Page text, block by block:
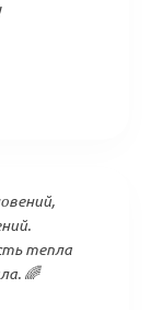
тепла
🌈